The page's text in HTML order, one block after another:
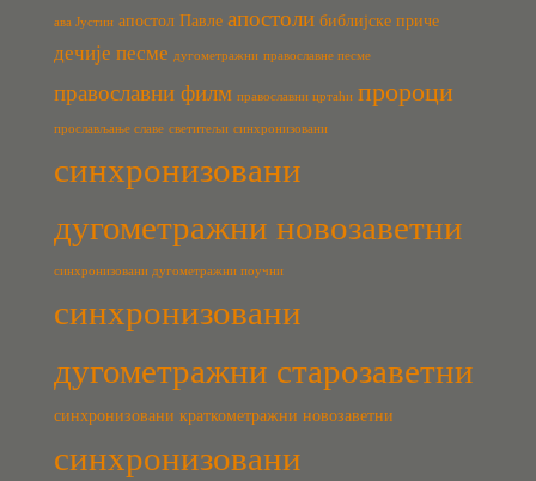
ава Јустин апостол Павле апостоли библијске приче
дечије песме дугометражни православне песме
православни филм православни цртаћи пророци
прослављање славе светитељи синхронизовани
синхронизовани
дугометражни новозаветни
синхронизовани дугометражни поучни
синхронизовани
дугометражни старозаветни
синхронизовани краткометражни новозаветни
синхронизовани